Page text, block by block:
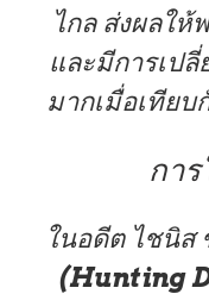
ไกล ส่งผลใ
และมีการเป
มากเมื่อเทีย
กา
ในอดีต ไชนิส
(Hunting